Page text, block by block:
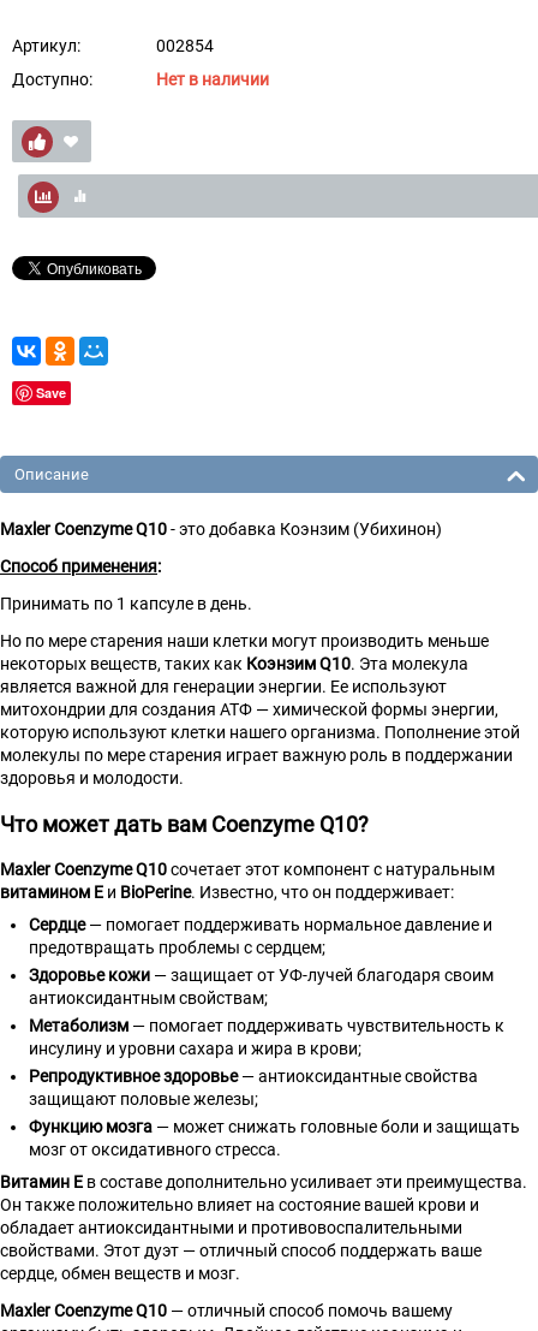
Артикул:
002854
Доступно:
Нет в наличии
Save
Описание
Maxler Coenzyme Q10- это добавка Коэнзим (Убихинон)
Способ применения:
Принимать по 1 капсуле в день.
Но по мере старения наши клетки могут производить меньше
некоторых веществ, таких как Коэнзим Q10. Эта молекула
является важной для генерации энергии. Ее используют
митохондрии для создания АТФ — химической формы энергии,
которую используют клетки нашего организма. Пополнение этой
молекулы по мере старения играет важную роль в поддержании
здоровья и молодости.
Что может дать вам Coenzyme Q10?
Maxler Coenzyme Q10сочетает этот компонент с натуральным
витамином Е и BioPerine. Известно, что он поддерживает:
Сердце— помогает поддерживать нормальное давление и
предотвращать проблемы с сердцем;
Здоровье кожи — защищает от УФ-лучей благодаря своим
антиоксидантным свойствам;
Метаболизм — помогает поддерживать чувствительность к
инсулину и уровни сахара и жира в крови;
Репродуктивное здоровье— антиоксидантные свойства
защищают половые железы;
Функцию мозга — может снижать головные боли и защищать
мозг от оксидативного стресса.
Витамин Е в составе дополнительно усиливает эти преимущества.
Он также положительно влияет на состояние вашей крови и
обладает антиоксидантными и противовоспалительными
свойствами. Этот дуэт — отличный способ поддержать ваше
сердце, обмен веществ и мозг.
Maxler Coenzyme Q10 — отличный способ помочь вашему